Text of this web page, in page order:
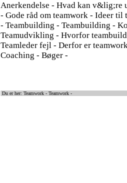
Anerkendelse - Hvad kan v&lig;re
- Gode råd om teamwork - Ideer
- Teambuilding - Teambuilding -
Teamudvikling - Hvorfor
Teamleder fejl - Derfor er
Coaching - Bøger -
Du er her: Teamwork - Teamwork -